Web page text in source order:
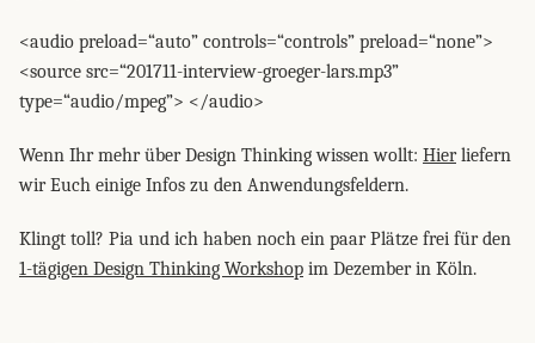
<audio preload=“auto” controls=“controls” preload=“none”>
<source src=“201711-interview-groeger-lars.mp3”
type=“audio/mpeg”> </audio>
Wenn Ihr mehr über Design Thinking wissen wollt: Hierliefern
wir Euch einige Infos zu den Anwendungsfeldern.
Klingt toll? Pia und ich haben noch ein paar Plätze frei für den
1-tägigen Design Thinking Workshop im Dezember in Köln.